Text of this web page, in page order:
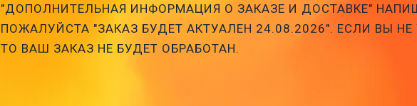
"ДОПОЛНИТЕЛЬНАЯ ИНФОРМАЦИЯ О ЗАКАЗЕ И ДОСТАВКЕ"
ПОЖАЛУЙСТА "ЗАКАЗ БУДЕТ АКТУАЛЕН 24.08.2026". ЕСЛИ ВЫ НЕ
ТО ВАШ ЗАКАЗ НЕ БУДЕТ ОБРАБОТАН.